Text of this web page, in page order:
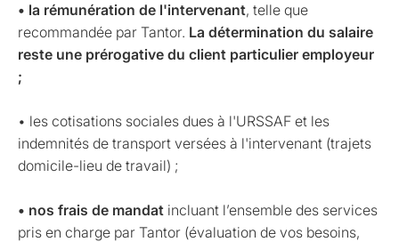
• la rémunération de l'intervenant, telle que
recommandée par Tantor. La détermination du salaire
reste une prérogative du client particulier employeur
;
• les cotisations sociales dues à l'URSSAF et les
indemnités de transport versées à l'intervenant (trajets
domicile-lieu de travail) ;
• nos frais de mandat incluant l’ensemble des services
pris en charge par Tantor (évaluation de vos besoins,